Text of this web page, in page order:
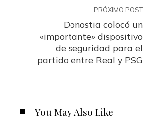
PRÓXIMO POST
Donostia colocó un
«importante» dispositivo
de seguridad para el
partido entre Real y PSG
You May Also Like